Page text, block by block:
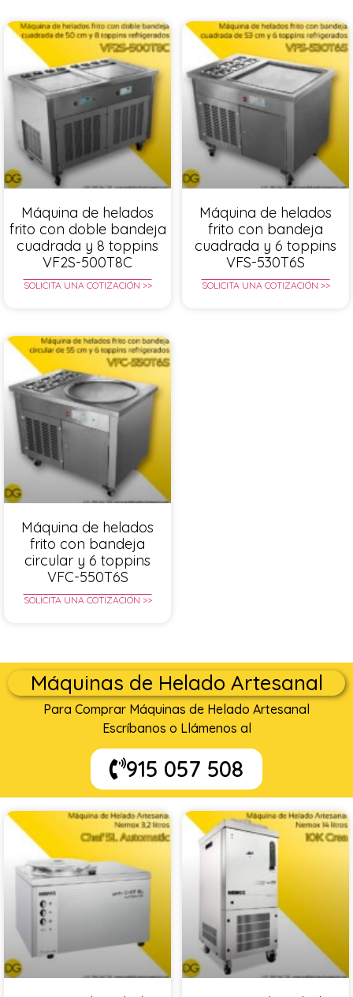
Máquina de helados
frito con doble bandeja
cuadrada y 8 toppins
VF2S-500T8C
SOLICITA UNA COTIZACIÓN >>
Máquina de helados
frito con bandeja
cuadrada y 6 toppins
VFS-530T6S
SOLICITA UNA COTIZACIÓN >>
Máquina de helados
frito con bandeja
circular y 6 toppins
VFC-550T6S
SOLICITA UNA COTIZACIÓN >>
Máquinas de Helado Artesanal
Para Comprar Máquinas de Helado Artesanal
Escríbanos o Llámenos al
915 057 508